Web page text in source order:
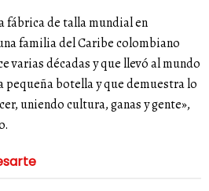
fábrica de talla mundial en
familia del Caribe colombiano
varias décadas y que llevó al mundo
pequeña botella y que demuestra lo
uniendo cultura, ganas y gente»,